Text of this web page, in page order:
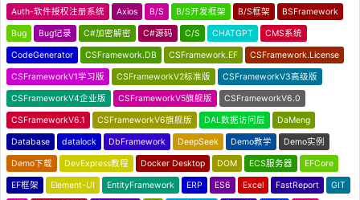
Auth-软件授权注册系统 Axios B/S B/S开发框架 B/S框架 BSFramework
Bug Bug记录 C#加密解密 C#源码 C/S CHATGPT CMS系统
CodeGenerator CSFramework.DB CSFramework.EF CSFramework.License
CSFrameworkV1学习版 CSFrameworkV2标准版 CSFrameworkV3高级版
CSFrameworkV4企业版 CSFrameworkV5旗舰版 CSFrameworkV6.0
CSFrameworkV6.1 CSFrameworkV6旗舰版 DAL数据访问层 DaMeng
Database datalock DbFramework DeepSeek Demo教学 Demo实例
Demo下载 DevExpress教程 Docker Desktop DOM ECS服务器 EFCore
EF框架 Element-UI EntityFramework ERP ES6 Excel FastReport GIT